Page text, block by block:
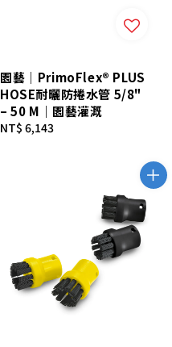
園藝｜PrimoFlex® PLUS
HOSE耐曬防捲水管 5/8"
– 50 M｜園藝灌溉
Regular
NT$ 6,143